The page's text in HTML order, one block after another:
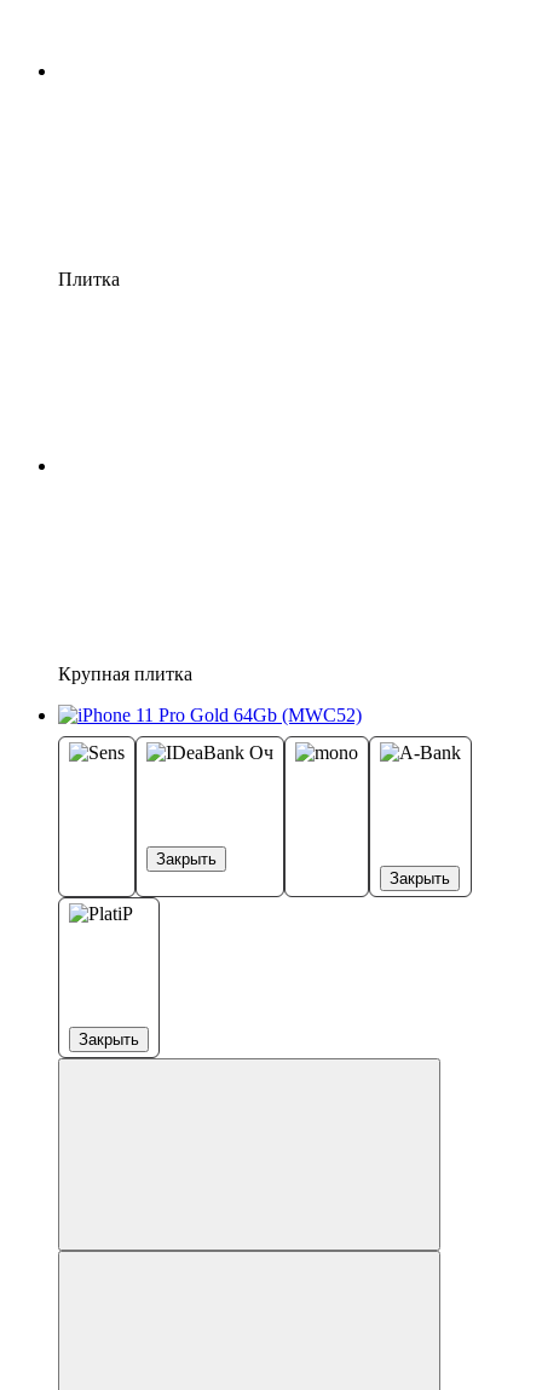
Плитка
Крупная плитка
Закрыть
Закрыть
Закрыть